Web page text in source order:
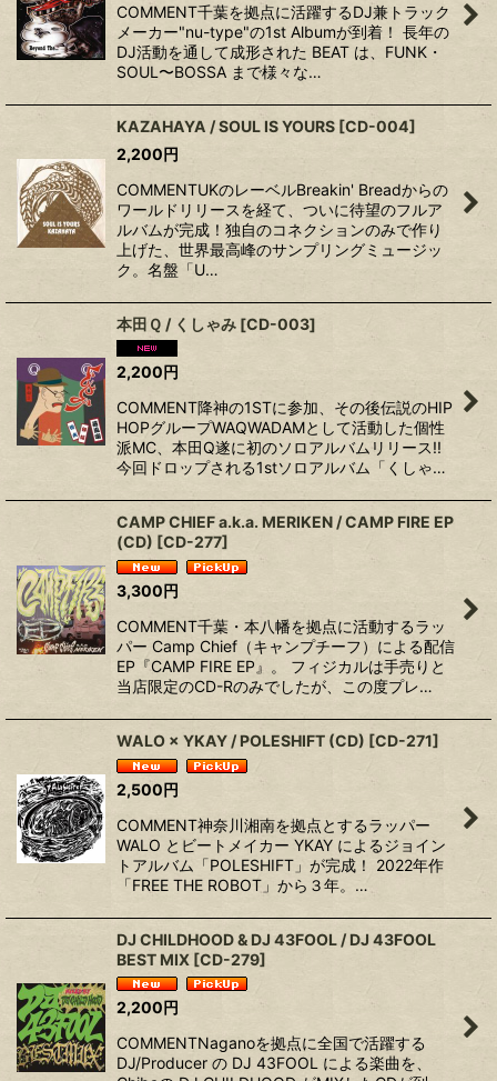
COMMENT千葉を拠点に活躍するDJ兼トラック
メーカー"nu-type"の1st Albumが到着！ 長年の
DJ活動を通して成形された BEAT は、FUNK・
SOUL〜BOSSA まで様々な…
KAZAHAYA / SOUL IS YOURS [CD-004]
2,200円
COMMENTUKのレーベルBreakin' Breadからの
ワールドリリースを経て、ついに待望のフルア
ルバムが完成！独自のコネクションのみで作り
上げた、世界最高峰のサンプリングミュージッ
ク。名盤「U…
本田Ｑ / くしゃみ [CD-003]
2,200円
COMMENT降神の1STに参加、その後伝説のHIP
HOPグループWAQWADAMとして活動した個性
派MC、本田Q遂に初のソロアルバムリリース!!
今回ドロップされる1stソロアルバム「くしゃ…
CAMP CHIEF a.k.a. MERIKEN / CAMP FIRE EP
(CD) [CD-277]
3,300円
COMMENT千葉・本八幡を拠点に活動するラッ
パー Camp Chief（キャンプチーフ）による配信
EP『CAMP FIRE EP』。 フィジカルは手売りと
当店限定のCD-Rのみでしたが、この度プレ…
WALO × YKAY / POLESHIFT (CD) [CD-271]
2,500円
COMMENT神奈川湘南を拠点とするラッパー
WALO とビートメイカー YKAY によるジョイン
トアルバム「POLESHIFT」が完成！ 2022年作
「FREE THE ROBOT」から３年。…
DJ CHILDHOOD & DJ 43FOOL / DJ 43FOOL
BEST MIX [CD-279]
2,200 円
COMMENTNaganoを拠点に全国で活躍する
DJ/Producer の DJ 43FOOL による楽曲を、